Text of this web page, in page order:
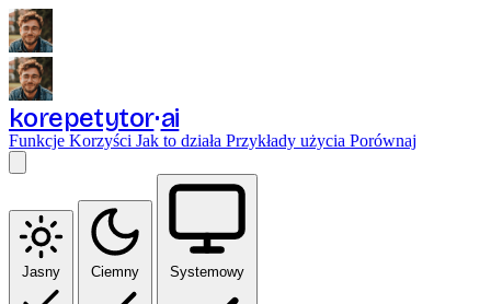
korepetytor ai
Funkcje Korzyści Jak to działa Przykłady użycia Porównaj
Jasny Ciemny Systemowy